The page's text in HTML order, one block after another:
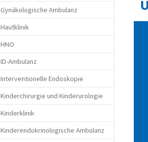
Gynäkologische Ambulanz
Hautklinik
HNO
ID-Ambulanz
Interventionelle Endoskopie
Kinderchirurgie und Kinderurologie
Kinderklinik
Kinderendokrinologische Ambulanz